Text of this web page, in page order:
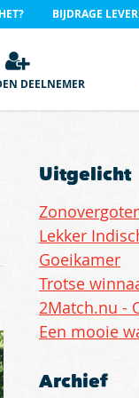
BIJDRAGE
DEELNEMER
Uitgelicht
Lekker
Goeikamer
Trotse
2Match.nu -
Een mooie
Archief